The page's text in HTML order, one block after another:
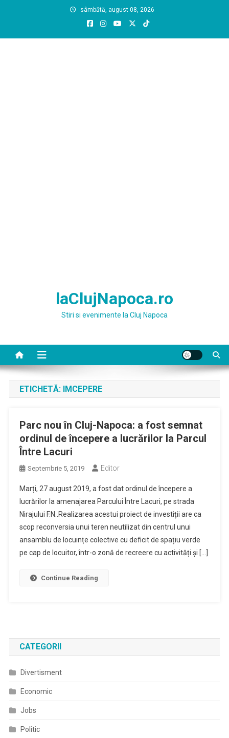
sâmbătă, august 08, 2026
laClujNapoca.ro
Stiri si evenimente la Cluj Napoca
ETICHETĂ: IMCEPERE
Parc nou în Cluj-Napoca: a fost semnat
ordinul de începere a lucrărilor la Parcul
Între Lacuri
Septembrie 5, 2019 Editor
Marți, 27 august 2019, a fost dat ordinul de începere a
lucrărilor la amenajarea Parcului Între Lacuri, pe strada
Nirajului F.N..Realizarea acestui proiect de investiții are ca
scop reconversia unui teren neutilizat din centrul unui
ansamblu de locuințe colective cu deficit de spațiu verde
pe cap de locuitor, într-o zonă de recreere cu activități și […]
Continue Reading
CATEGORII
Divertisment
Economic
Jobs
Politic